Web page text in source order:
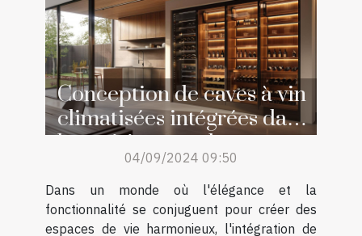
Conception de caves à vin
climatisées intégrées dans
les cuisines modernes
04/09/2024 09:50
Dans un monde où l'élégance et la
fonctionnalité se conjuguent pour créer des
espaces de vie harmonieux, l'intégration de